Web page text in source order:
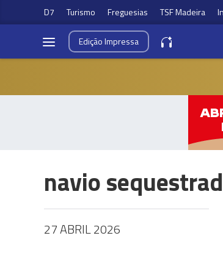
D7 Turismo Freguesias TSF Madeira
EdiçãoImpressa
navio
27 ABRIL 2026